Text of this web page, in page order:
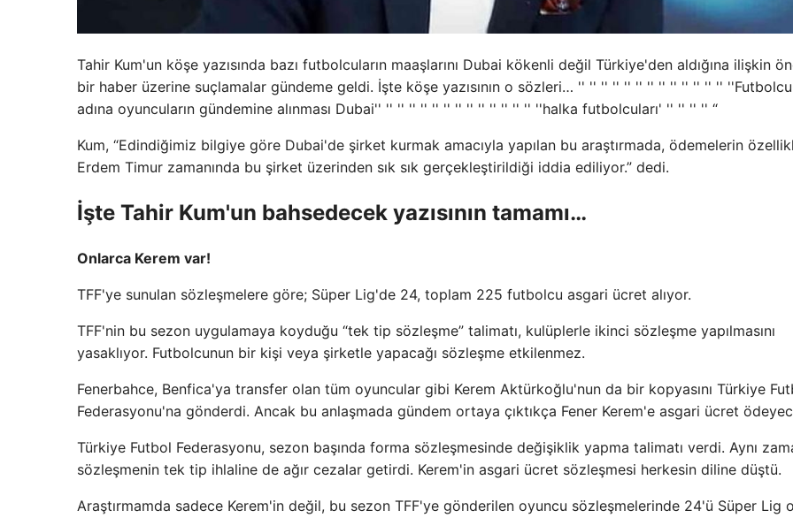
Tahir Kum'un köşe yazısında bazı futbolcuların maaşlarını Dubai kökenli değil Türkiye'den aldığına ilişkin
bir haber üzerine suçlamalar gündeme geldi. İşte köşe yazısının o sözleri… '' '' '' '' '' '' '' '' '' '' '' '' ''
adına oyuncuların gündemine alınması Dubai'' '' '' '' '' '' '' '' '' '' '' '' '' '' ''halka futbolcuları' '' '' '' '' “
Kum, “Edindiğimiz bilgiye göre Dubai'de şirket kurmak amacıyla yapılan bu araştırmada, ödemelerin
Erdem Timur zamanında bu şirket üzerinden sık sık gerçekleştirildiği iddia ediliyor.” dedi.
İşte Tahir Kum'un bahsedecek yazısının tamamı…
Onlarca Kerem var!
TFF'ye sunulan sözleşmelere göre; Süper Lig'de 24, toplam 225 futbolcu asgari ücret alıyor.
TFF'nin bu sezon uygulamaya koyduğu “tek tip sözleşme” talimatı, kulüplerle ikinci sözleşme yapılmasını
yasaklıyor. Futbolcunun bir kişi veya şirketle yapacağı sözleşme etkilenmez.
Fenerbahce, Benfica'ya transfer olan tüm oyuncular gibi Kerem Aktürkoğlu'nun da bir kopyasını Türkiye
Federasyonu'na gönderdi. Ancak bu anlaşmada gündem ortaya çıktıkça Fener Kerem'e asgari ücret
Türkiye Futbol Federasyonu, sezon başında forma sözleşmesinde değişiklik yapma talimatı verdi. Aynı
sözleşmenin tek tip ihlaline de ağır cezalar getirdi. Kerem'in asgari ücret sözleşmesi herkesin diline düştü.
Araştırmamda sadece Kerem'in değil, bu sezon TFF'ye gönderilen oyuncu sözleşmelerinde 24'ü Süper Lig